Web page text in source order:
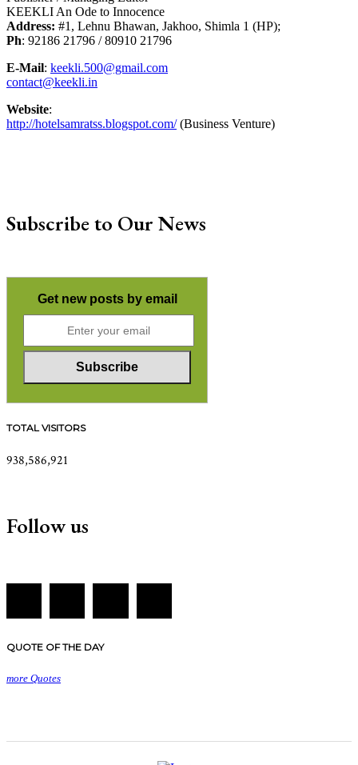
KEEKLI An Ode to Innocence
Address: #1, Lehnu Bhawan, Jakhoo, Shimla 1 (HP);
Ph: 92186 21796 / 80910 21796
E-Mail: keekli.500@gmail.com
contact@keekli.in
Website:
http://hotelsamratss.blogspot.com/(Business Venture)
Subscribe to Our News
Get new posts by email
TOTAL VISITORS
938,586,921
Follow us
QUOTE OF THE DAY
more Quotes